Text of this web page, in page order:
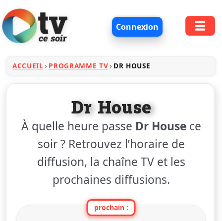
Connexion
ACCUEIL PROGRAMME TV DR HOUSE
Dr House
À quelle heure passe Dr Housece
soir ? Retrouvez l’horaire de
diffusion, la chaîne TV et les
prochaines diffusions.
prochain :